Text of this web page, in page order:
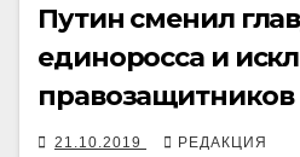
Путин сменил
единоросса и
правозащитников
21.10.2019 РЕДАКЦИЯ